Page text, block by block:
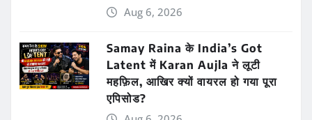
Aug 6, 2026
Samay Raina के India’s Got
Latent में Karan Aujla ने लूटी
महफ़िल, आखिर क्यों वायरल हो गया पूरा
एपिसोड?